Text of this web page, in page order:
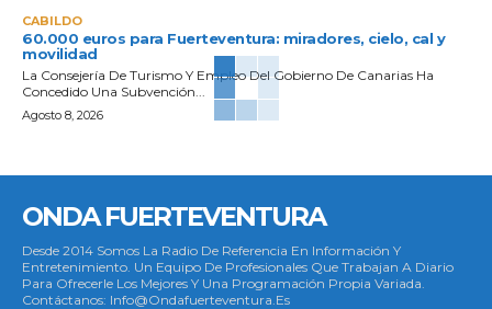
CABILDO
60.000 euros para Fuerteventura: miradores, cielo, cal y
movilidad
La Consejería De Turismo Y Empleo Del Gobierno De Canarias Ha
Concedido Una Subvención...
Agosto 8, 2026
ONDA FUERTEVENTURA
Desde 2014 Somos La Radio De Referencia En Información Y
Entretenimiento. Un Equipo De Profesionales Que Trabajan A Diario
Para Ofrecerle Los Mejores Y Una Programación Propia Variada.
Contáctanos: Info@ondafuerteventura.es